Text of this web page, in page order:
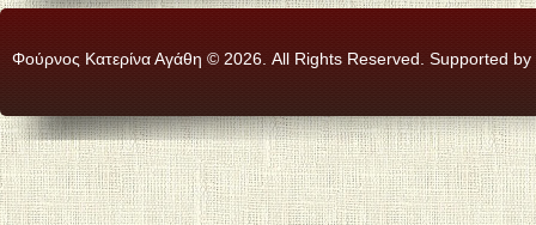
Φούρνος Κατερίνα Αγάθη © 2026. All Rights Reserved. Supported by